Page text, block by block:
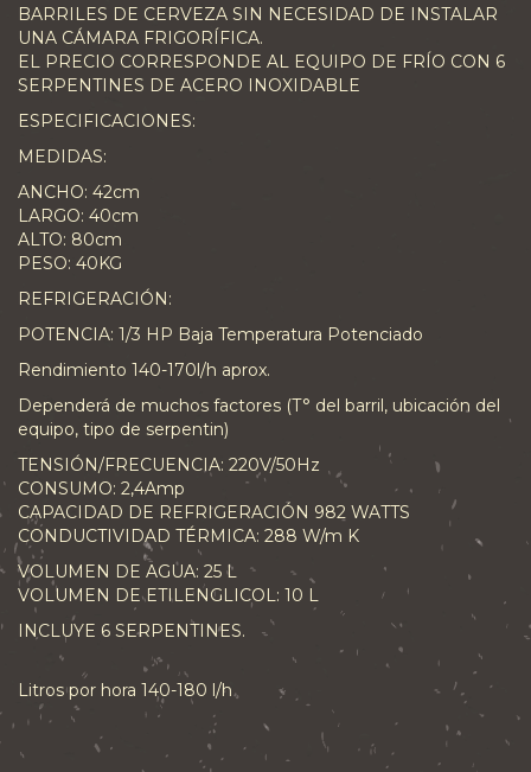
BARRILES DE CERVEZA SIN NECESIDAD DE INSTALAR
UNA CÁMARA FRIGORÍFICA.
EL PRECIO CORRESPONDE AL EQUIPO DE FRÍO CON 6
SERPENTINES DE ACERO INOXIDABLE
ESPECIFICACIONES:
MEDIDAS:
ANCHO: 42cm
LARGO: 40cm
ALTO: 80cm
PESO: 40KG
REFRIGERACIÓN:
POTENCIA: 1/3 HP Baja Temperatura Potenciado
Rendimiento 140-170l/h aprox.
Dependerá de muchos factores (T° del barril, ubicación del
equipo, tipo de serpentin)
TENSIÓN/FRECUENCIA: 220V/50Hz
CONSUMO: 2,4Amp
CAPACIDAD DE REFRIGERACIÓN 982 WATTS
CONDUCTIVIDAD TÉRMICA: 288 W/m K
VOLUMEN DE AGUA: 25 L
VOLUMEN DE ETILENGLICOL: 10 L
INCLUYE 6 SERPENTINES.
Litros por hora 140-180 l/h